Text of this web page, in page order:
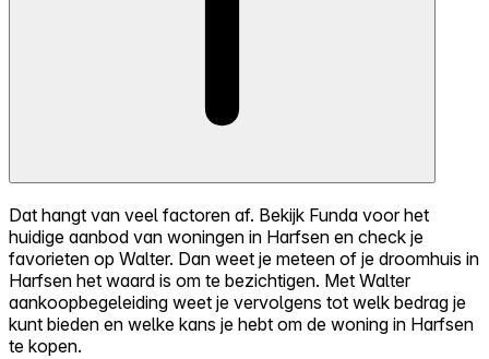
Dat hangt van veel factoren af. Bekijk Funda voor het
huidige aanbod van woningen in Harfsen en check je
favorieten op Walter. Dan weet je meteen of je droomhuis in
Harfsen het waard is om te bezichtigen. Met Walter
aankoopbegeleiding weet je vervolgens tot welk bedrag je
kunt bieden en welke kans je hebt om de woning in Harfsen
te kopen.